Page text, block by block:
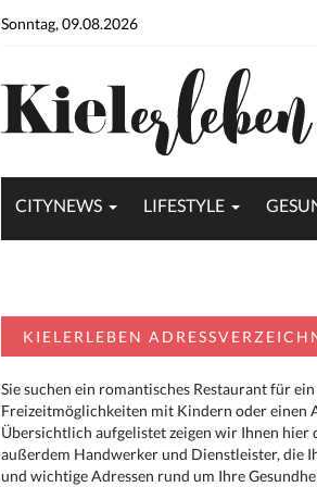
Sonntag, 09.08.2026
CITYNEWS LIFESTYLE
KIELERLEBEN
Sie suchen ein romantisches Restaurant für
Freizeitmöglichkeiten mit Kindern oder einen
Übersichtlich aufgelistet zeigen wir Ihnen hier
außerdem Handwerker und Dienstleister, die
und wichtige Adressen rund um Ihre